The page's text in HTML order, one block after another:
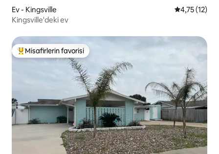
Ev - Kingsville 5 üzerinden
4,75 (12)
Kingsville'deki ev
Misafirlerin favorilerinden en beğenilenler arasında
Misafirlerin favorisi